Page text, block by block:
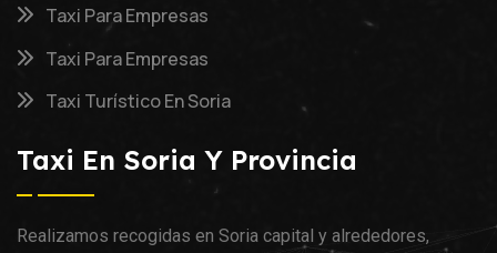
Taxi Para Empresas
Taxi Para Empresas
Taxi Turístico En Soria
Taxi En Soria Y Provincia
Realizamos recogidas en Soria capital y alrededores,